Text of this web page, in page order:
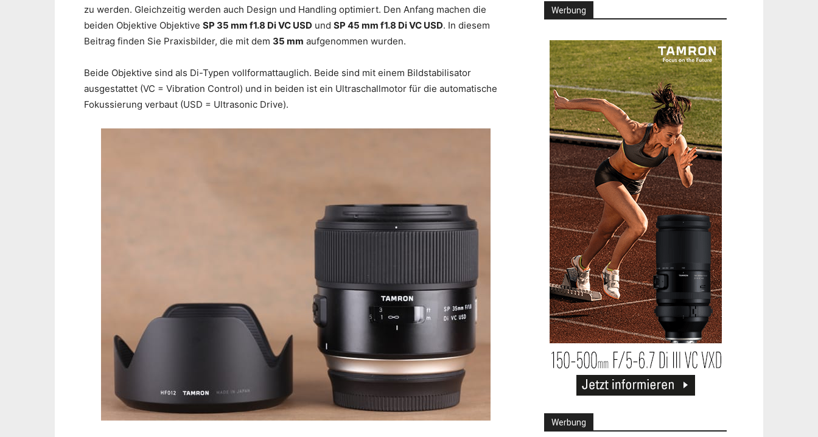
zu werden. Gleichzeitig werden auch Design und Handling optimiert. Den Anfang machen die
beiden Objektive Objektive SP 35 mm f1.8 Di VC USD und SP 45 mm f1.8 Di VC USD. In diesem
Beitrag finden Sie Praxisbilder, die mit dem 35 mm aufgenommen wurden.
Beide Objektive sind als Di-Typen vollformattauglich. Beide sind mit einem Bildstabilisator
ausgestattet (VC = Vibration Control) und in beiden ist ein Ultraschallmotor für die automatische
Fokussierung verbaut (USD = Ultrasonic Drive).
Werbung
Werbung